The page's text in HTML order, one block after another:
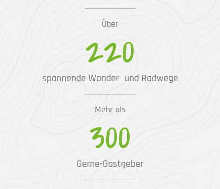
Über
220
spannende Wander- und Radwege
Mehr als
300
Gerne-Gastgeber